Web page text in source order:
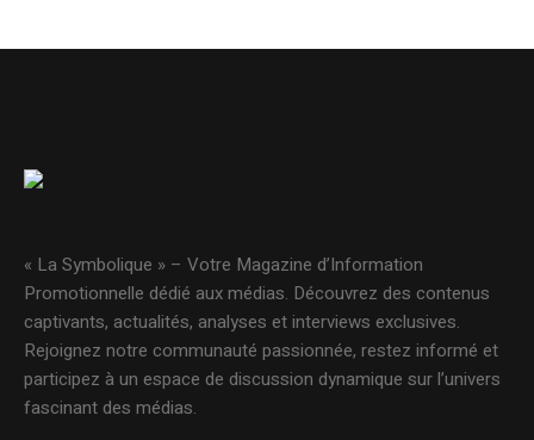
« La Symbolique » – Votre Magazine d’Information
Promotionnelle dédié aux médias. Découvrez des contenus
captivants, actualités, analyses et interviews exclusives.
Rejoignez notre communauté passionnée, restez informé et
participez à un espace de discussion dynamique sur l’univers
fascinant des médias.